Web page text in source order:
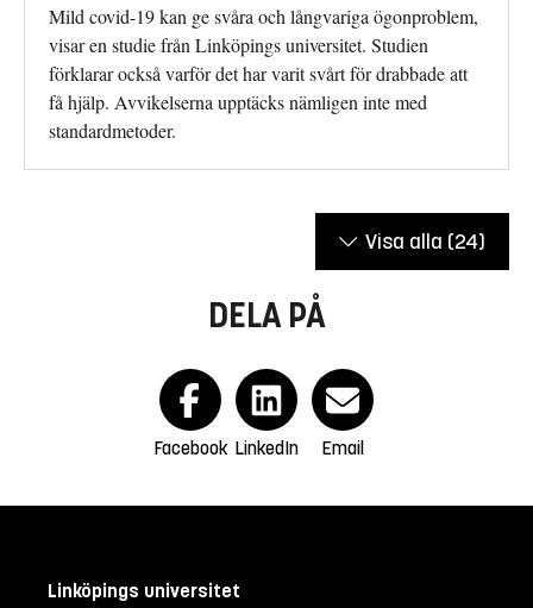
Mild covid-19 kan ge svåra och långvariga ögonproblem,
visar en studie från Linköpings universitet. Studien
förklarar också varför det har varit svårt för drabbade att
få hjälp. Avvikelserna upptäcks nämligen inte med
standardmetoder.
Visa alla (24)
DELA PÅ
Facebook LinkedIn Email
Linköpings universitet